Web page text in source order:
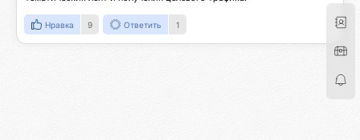
Нравка 9 Ответить 1